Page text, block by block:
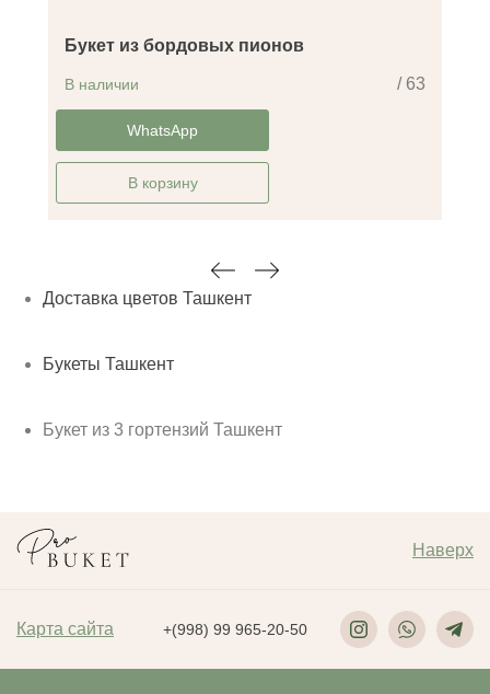
Букет из бордовых пионов
/ 63
В наличии
-30%WhatsApp
В корзину
Доставка цветов Ташкент
Букеты Ташкент
Букет из 3 гортензий Ташкент
Наверх
Карта сайта +(998) 99 965-20-50